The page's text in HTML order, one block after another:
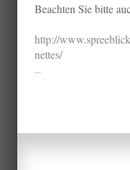
Beachten Sie bitte
http://
nettes/
...